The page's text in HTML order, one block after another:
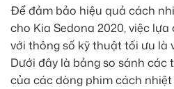
Để đảm bảo hiệu quả cách
cho Kia Sedona 2020, việc
với thông số kỹ thuật tối ưu là
Dưới đây là bảng so sánh các
của các dòng phim cách